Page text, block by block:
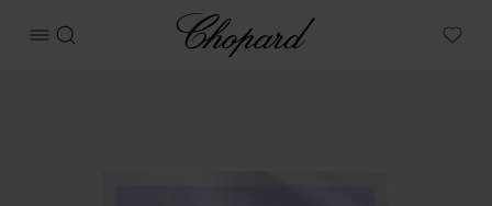
메뉴 열기
검색
Chopard
My